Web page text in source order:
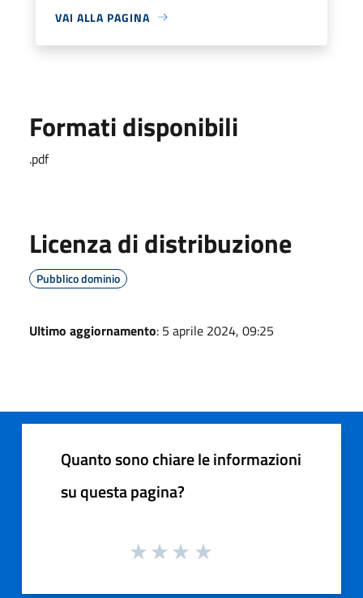
VAI ALLA PAGINA
Formati disponibili
.pdf
Licenza di distribuzione
Pubblico dominio
Ultimo aggiornamento: 5 aprile 2024, 09:25
Quanto sono chiare le informazioni
su questa pagina?